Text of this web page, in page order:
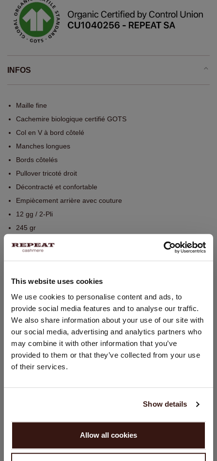
This website uses cookies
We use cookies to personalise content and ads, to
provide social media features and to analyse our traffic.
We also share information about your use of our site with
our social media, advertising and analytics partners who
may combine it with other information that you’ve
provided to them or that they’ve collected from your use
of their services.
Show details
Allow all cookies
INFOS
Maille fine
Cachemire biologique certifié GOTS
Col en V à bord côtelé
Manches longues
Bords côtelés
Pullover tricoté droit
Décontracté et confortable
Empiècement arrière avec couture
12 gg / 2-Pli
245 gr
Lavage à la main, nettoyage à sec autorisé
100% Cachemire organique
ENTRETIEN
LIVRAISON ET RETOURS
CHANGER DE PAYS
Vous visitez Repeat cashmere depuis Pays - Bas (€).
Souhaitez-vous mettre à jour votre localisation ?
États-Unis ($)
CONTINUER